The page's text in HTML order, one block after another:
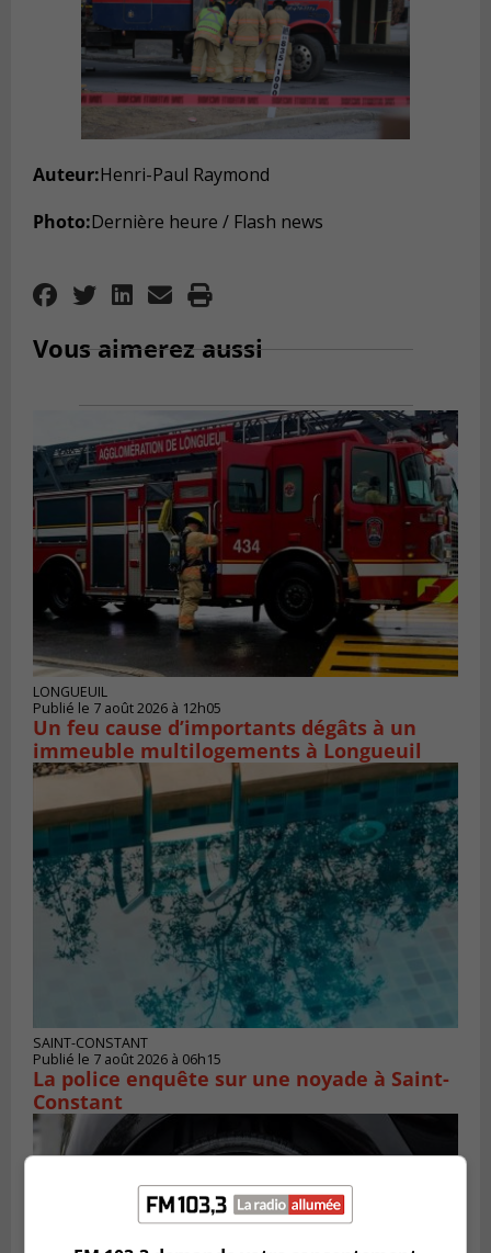
Auteur:Henri-Paul Raymond
Photo:Dernière heure / Flash news
Vous aimerez aussi
LONGUEUIL
Publié le 7 août 2026 à 12h05
Un feu cause d’importants dégâts à un
immeuble multilogements à Longueuil
SAINT-CONSTANT
Publié le 7 août 2026 à 06h15
La police enquête sur une noyade à Saint-
Constant